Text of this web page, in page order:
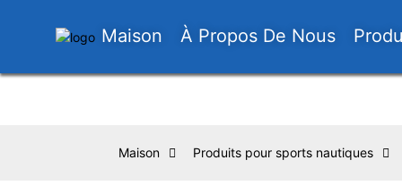
Maison À Propos De Nous
Maison Produits pour sports nautiques